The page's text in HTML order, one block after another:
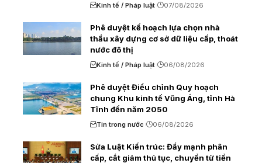
Kinh tế / Pháp luật 07/08/2026
Phê duyệt kế hoạch lựa chọn nhà
thầu xây dựng cơ sở dữ liệu cấp, thoát
nước đô thị
Kinh tế / Pháp luật 06/08/2026
Phê duyệt Điều chỉnh Quy hoạch
chung Khu kinh tế Vũng Áng, tỉnh Hà
Tĩnh đến năm 2050
Tin trong nước 06/08/2026
Sửa Luật Kiến trúc: Đẩy mạnh phân
cấp, cắt giảm thủ tục, chuyển từ tiền